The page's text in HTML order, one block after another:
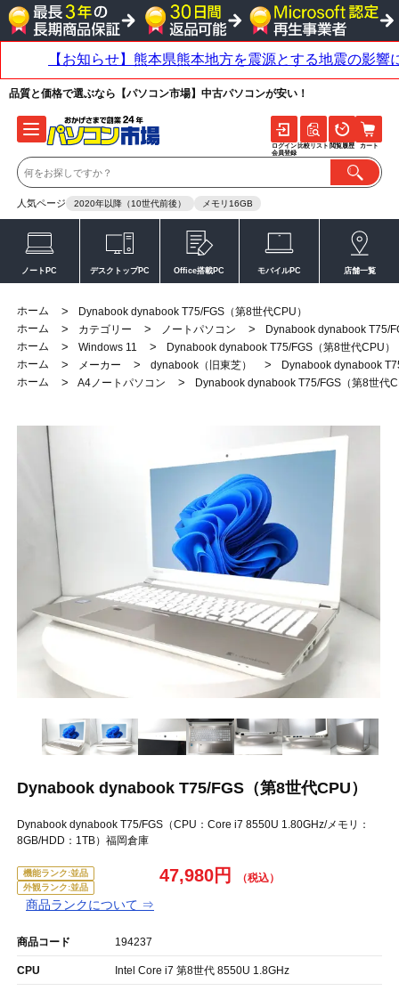
品質と価格で選ぶなら【パソコン市場】中古パソコンが安い！
人気ページ 2020年以降（10世代前後） メモリ16GB
ログイン
会員登録
比較リスト 閲覧履歴 カート
ノートPC デスクトップPC Office搭載PC モバイルPC 店舗一覧
ホーム >
Dynabook dynabook T75/FGS（第8世代CPU）
ホーム
> カテゴリー > ノートパソコン >
Dynabook dynabook T75/
ホーム
> Windows 11 >
Dynabook dynabook T75/FGS（第8世代CPU）
ホーム
> メーカー > dynabook（旧東芝） >
Dynabook dynabook
ホーム
> A4ノートパソコン > Dynabook dynabook T75/FGS（第8世代
Dynabook dynabook T75/FGS（第8世代CPU）
Dynabook dynabook T75/FGS（CPU：Core i7 8550U 1.80GHz/メモリ：
8GB/HDD：1TB）福岡倉庫
機能ランク:並品
外観ランク:並品
商品ランクについて ⇒
47,980円
商品コード 194237
CPU Intel Core i7 第8世代 8550U 1.8GHz